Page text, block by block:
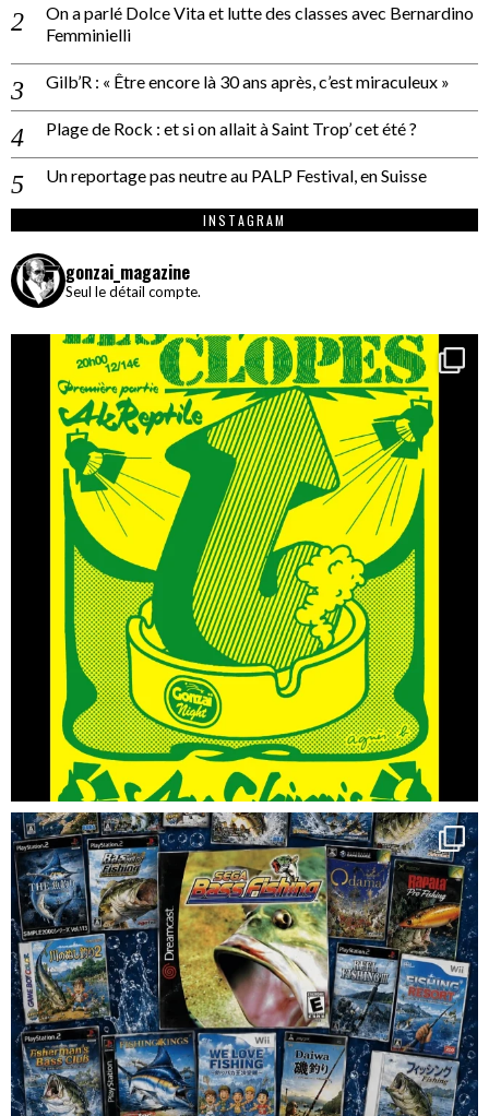
On a parlé Dolce Vita et lutte des classes avec Bernardino
Femminielli
Gilb’R : « Être encore là 30 ans après, c’est miraculeux »
Plage de Rock : et si on allait à Saint Trop’ cet été ?
Un reportage pas neutre au PALP Festival, en Suisse
INSTAGRAM
gonzai_magazine
Seul le détail compte.